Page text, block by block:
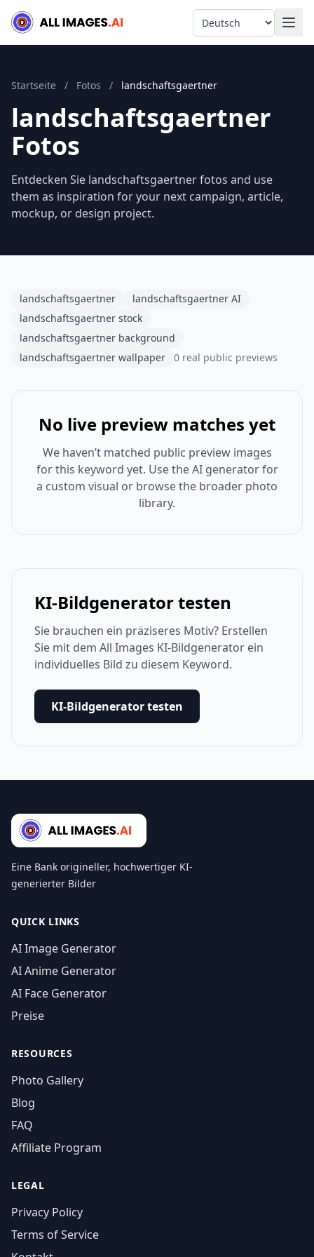
Language
Startseite / Fotos / landschaftsgaertner
landschaftsgaertner
Fotos
Entdecken Sie landschaftsgaertner fotos and use
them as inspiration for your next campaign, article,
mockup, or design project.
landschaftsgaertner
landschaftsgaertner AI
landschaftsgaertner stock
landschaftsgaertner background
landschaftsgaertner wallpaper
0 real public previews
No live preview matches yet
We haven’t matched public preview images
for this keyword yet. Use the AI generator for
a custom visual or browse the broader photo
library.
KI-Bildgenerator testen
Sie brauchen ein präziseres Motiv? Erstellen
Sie mit dem All Images KI-Bildgenerator ein
individuelles Bild zu diesem Keyword.
KI-Bildgenerator testen
Eine Bank origineller, hochwertiger KI-
generierter Bilder
QUICK LINKS
AI Image Generator
AI Anime Generator
AI Face Generator
Preise
RESOURCES
Photo Gallery
Blog
FAQ
Affiliate Program
LEGAL
Privacy Policy
Terms of Service